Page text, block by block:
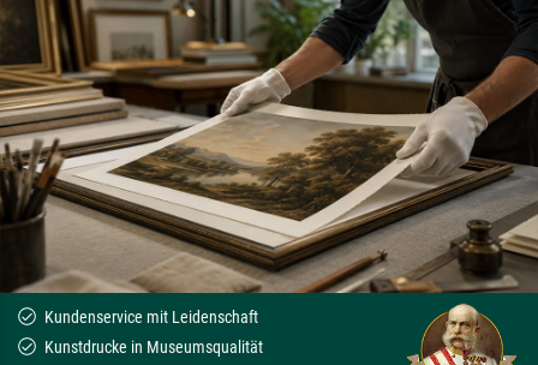
Kundenservice mit Leidenschaft
Kunstdrucke in Museumsqualität